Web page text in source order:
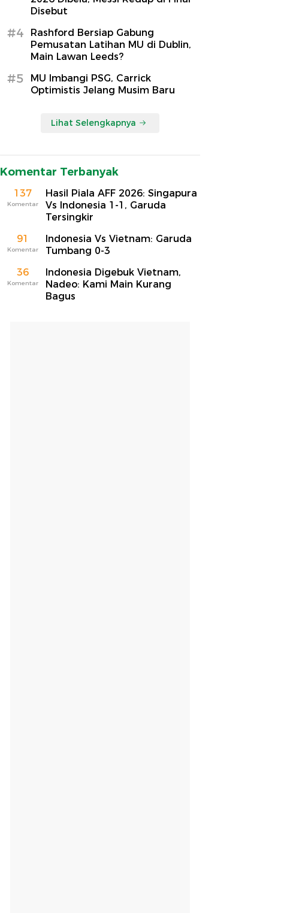
Disebut
#4
Rashford Bersiap Gabung
Pemusatan Latihan MU di Dublin,
Main Lawan Leeds?
#5
MU Imbangi PSG, Carrick
Optimistis Jelang Musim Baru
Lihat Selengkapnya
Komentar Terbanyak
137
Komentar
Hasil Piala AFF 2026: Singapura
Vs Indonesia 1-1, Garuda
Tersingkir
91
Komentar
Indonesia Vs Vietnam: Garuda
Tumbang 0-3
36
Komentar
Indonesia Digebuk Vietnam,
Nadeo: Kami Main Kurang
Bagus